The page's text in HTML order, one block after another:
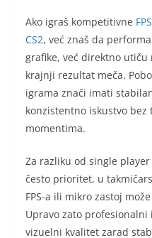
Ako igraš kompetitivne FPS
CS2, već znaš da
grafike, već direktno
krajnji rezultat meča.
igrama znači imati
konzistentno iskustvo
momentima.
Za razliku od single
često prioritet, u
FPS-a ili mikro zastoj
Upravo zato
vizuelni kvalitet zarad